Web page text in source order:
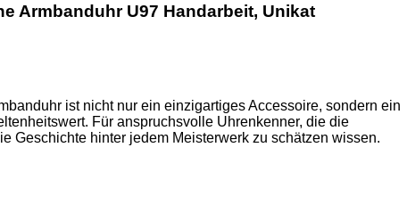
Armbanduhr U97 Handarbeit, Unikat
ist nicht nur ein einzigartiges Accessoire, sondern ein
Für anspruchsvolle Uhrenkenner, die die
Geschichte hinter jedem Meisterwerk zu schätzen wissen.